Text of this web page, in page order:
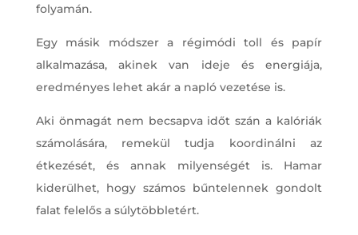
folyamán.
Egy másik módszer a régimódi toll és papír
alkalmazása, akinek van ideje és energiája,
eredményes lehet akár a napló vezetése is.
Aki önmagát nem becsapva időt szán a kalóriák
számolására, remekül tudja koordinálni az
étkezését, és annak milyenségét is. Hamar
kiderülhet, hogy számos bűntelennek gondolt
falat felelős a súlytöbbletért.